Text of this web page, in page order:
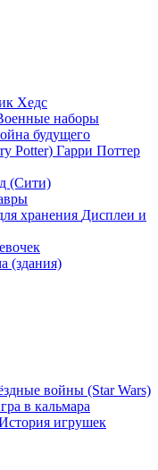
Хедс
наборы
будущего
Гарри Поттер
(Сити)
Дисплеи и
(здания)
войны (Star Wars)
в кальмара
игрушек